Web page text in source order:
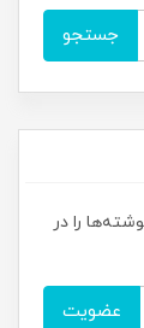
جستجو
را در
عضویت